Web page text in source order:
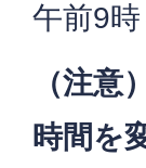
午前9
（注
時間を